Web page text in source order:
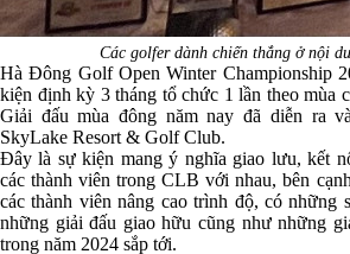
Các golfer dành chiến thắng ở nội
Hà Đông Golf Open Winter Championship
kiện định kỳ 3 tháng tổ chức 1 lần theo
Giải đấu mùa đông năm nay đã diễn ra
SkyLake Resort & Golf Club.
Đây là sự kiện mang ý nghĩa giao lưu, kết
các thành viên trong CLB với nhau, bên
các thành viên nâng cao trình độ, có những
những giải đấu giao hữu cũng như những
trong năm 2024 sắp tới.